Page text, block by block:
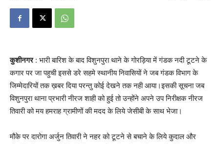
कुशीनगर: भारी बारिश के बाद विशुनपुरा थाने के गोरड़िया में गंडक नदी टूटने के
कगार पर जा पहुची इससे डरे सहमे स्थानीय निवासियों ने जब गंडक विभाग के
जिम्मेदारियों तक ख़बर दिया परन्तु कोई देखने तक नही आया।इसकी सूचना जब
विशुनपुरा थाना प्रभारी नीरज शाही को हुई तो उन्होंने अपने उप निरीक्षक नीरज
तिवारी को मय हमराह ग्रामीणों की मदद के लिये जेसीबी के साथ भेजा।
मौके पर दारोगा अर्जुन तिवारी ने नहर को टूटने से बचाने के लिये कुदाल और